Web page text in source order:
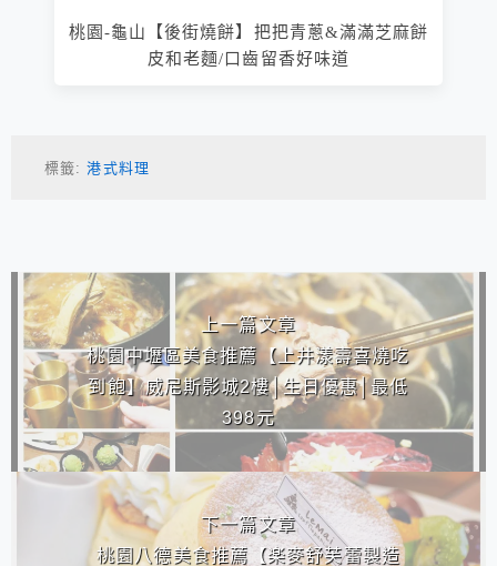
桃園-龜山【後街燒餅】把把青蔥&滿滿芝麻餅
皮和老麵/口齒留香好味道
標籤:港式料理
相連文章
上一篇文章
桃園中壢區美食推薦【上井漾壽喜燒吃
到飽】威尼斯影城2樓│生日優惠│最低
398元
下一篇文章
桃園八德美食推薦【楽麥舒芙蕾製造